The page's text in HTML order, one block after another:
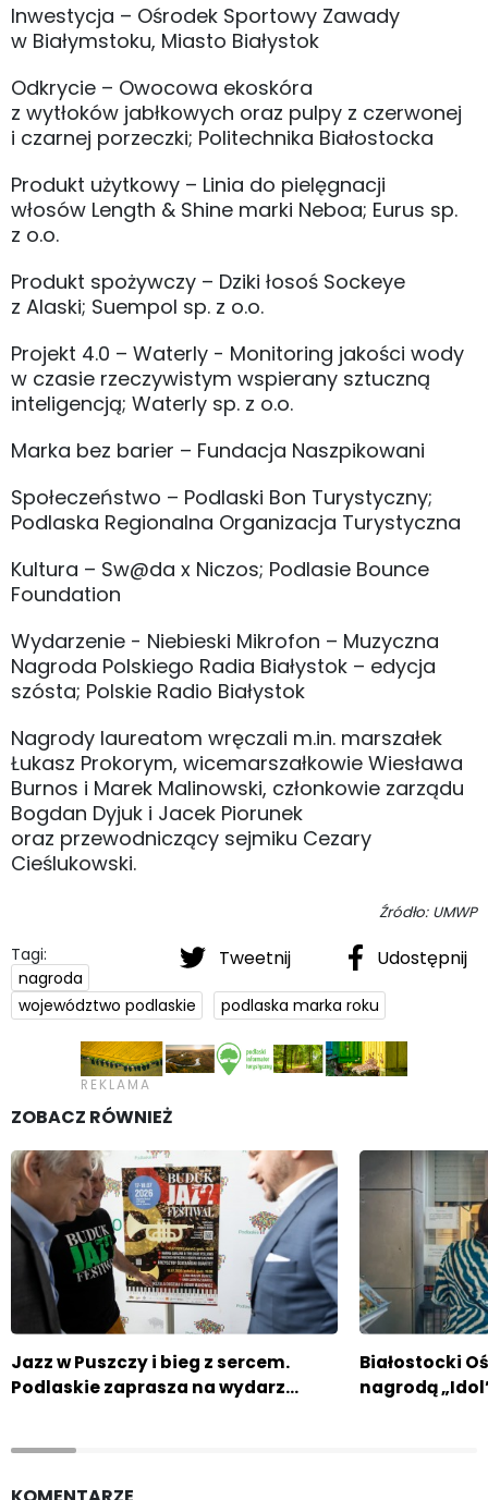
Inwestycja – Ośrodek Sportowy Zawady
w Białymstoku, Miasto Białystok
Odkrycie – Owocowa ekoskóra
z wytłoków jabłkowych oraz pulpy z czerwonej
i czarnej porzeczki; Politechnika Białostocka
Produkt użytkowy – Linia do pielęgnacji
włosów Length & Shine marki Neboa; Eurus sp.
z o.o.
Produkt spożywczy – Dziki łosoś Sockeye
z Alaski; Suempol sp. z o.o.
Projekt 4.0 – Waterly - Monitoring jakości wody
w czasie rzeczywistym wspierany sztuczną
inteligencją; Waterly sp. z o.o.
Marka bez barier – Fundacja Naszpikowani
Społeczeństwo – Podlaski Bon Turystyczny;
Podlaska Regionalna Organizacja Turystyczna
Kultura – Sw@da x Niczos; Podlasie Bounce
Foundation
Wydarzenie - Niebieski Mikrofon – Muzyczna
Nagroda Polskiego Radia Białystok – edycja
szósta; Polskie Radio Białystok
Nagrody laureatom wręczali m.in. marszałek
Łukasz Prokorym, wicemarszałkowie Wiesława
Burnos i Marek Malinowski, członkowie zarządu
Bogdan Dyjuk i Jacek Piorunek
oraz przewodniczący sejmiku Cezary
Cieślukowski.
Źródło: UMWP
Tweetnij Udostępnij
Tagi:
nagroda
województwo podlaskie
podlaska marka roku
ZOBACZ RÓWNIEŻ
Jazz w Puszczy i bieg z sercem.
Podlaskie zaprasza na wydarz…
Białostocki
nagrodą